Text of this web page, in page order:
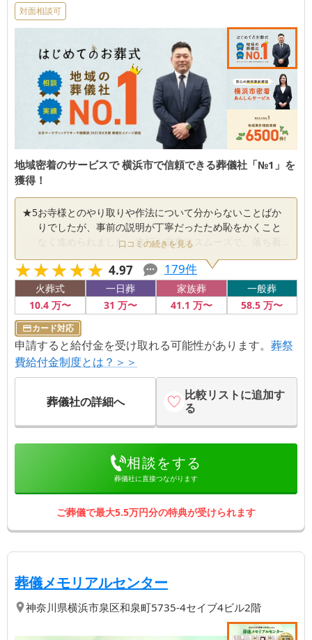
対面相談可
地域密着のサービスで 横浜市で信頼できる葬儀社「№1」を
獲得！
★5お寺様とのやり取りや作法について分からないことばか
りでしたが、事前の説明が丁寧だったため恥をかくこと
なく進められました。進行も非常にスムーズで、落ち着
いた式になりました。
口コミの続きを見る
★★★★★
★★★★★ 4.97 179件
火葬式
10.4万〜
一日葬
31 万〜
家族葬
41.1 万〜
一般葬
58.5 万〜
カード対応
申請すると給付金を受け取れる可能性があります。 葬祭
費給付金制度とは？＞＞
葬儀社の詳細へ
比較リストに追加す
る
相談をする
葬儀社に直接つながります
ご葬儀で最大5.5万円分の特典が受けられます
【第3位】
葬儀メモリアルセンター
神奈川県横浜市泉区和泉町5735-4セイブ4ビル2階